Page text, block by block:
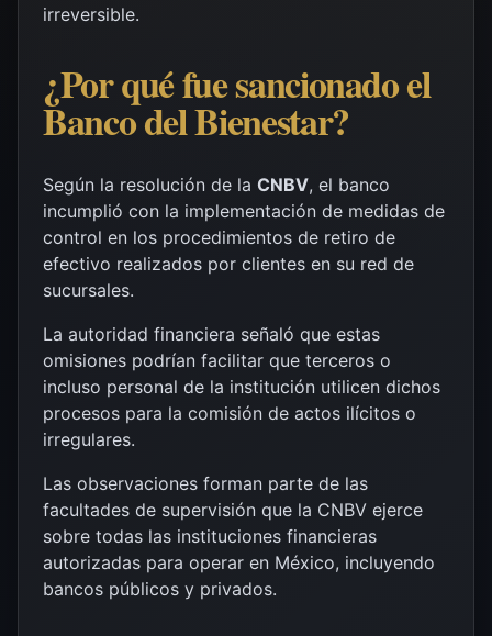
irreversible.
¿Por qué fue sancionado el
Banco del Bienestar?
Según la resolución de la CNBV, el banco
incumplió con la implementación de medidas de
control en los procedimientos de retiro de
efectivo realizados por clientes en su red de
sucursales.
La autoridad financiera señaló que estas
omisiones podrían facilitar que terceros o
incluso personal de la institución utilicen dichos
procesos para la comisión de actos ilícitos o
irregulares.
Las observaciones forman parte de las
facultades de supervisión que la CNBV ejerce
sobre todas las instituciones financieras
autorizadas para operar en México, incluyendo
bancos públicos y privados.